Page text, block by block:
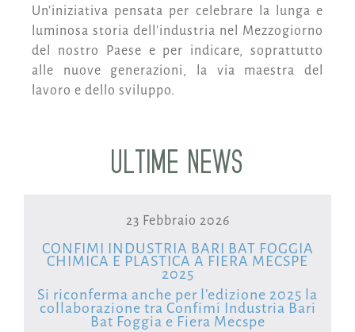
Un’iniziativa pensata per celebrare la lunga e
luminosa storia dell’industria nel Mezzogiorno
del nostro Paese e per indicare, soprattutto
alle nuove generazioni, la via maestra del
lavoro e dello sviluppo.
ULTIME NEWS
23 Febbraio 2026
CONFIMI INDUSTRIA BARI BAT FOGGIA
CHIMICA E PLASTICA A FIERA MECSPE
2025
Si riconferma anche per l’edizione 2025 la
collaborazione tra Confimi Industria Bari
Bat Foggia e Fiera Mecspe